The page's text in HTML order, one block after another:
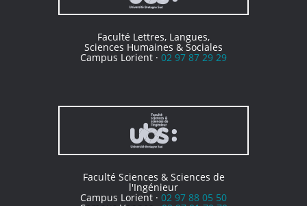
Faculté Lettres, Langues,
Sciences Humaines & Sociales
Campus Lorient · 02 97 87 29 29
Faculté Sciences & Sciences de
l'Ingénieur
Campus Lorient · 02 97 88 05 50